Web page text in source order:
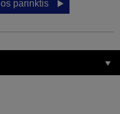
parinktis